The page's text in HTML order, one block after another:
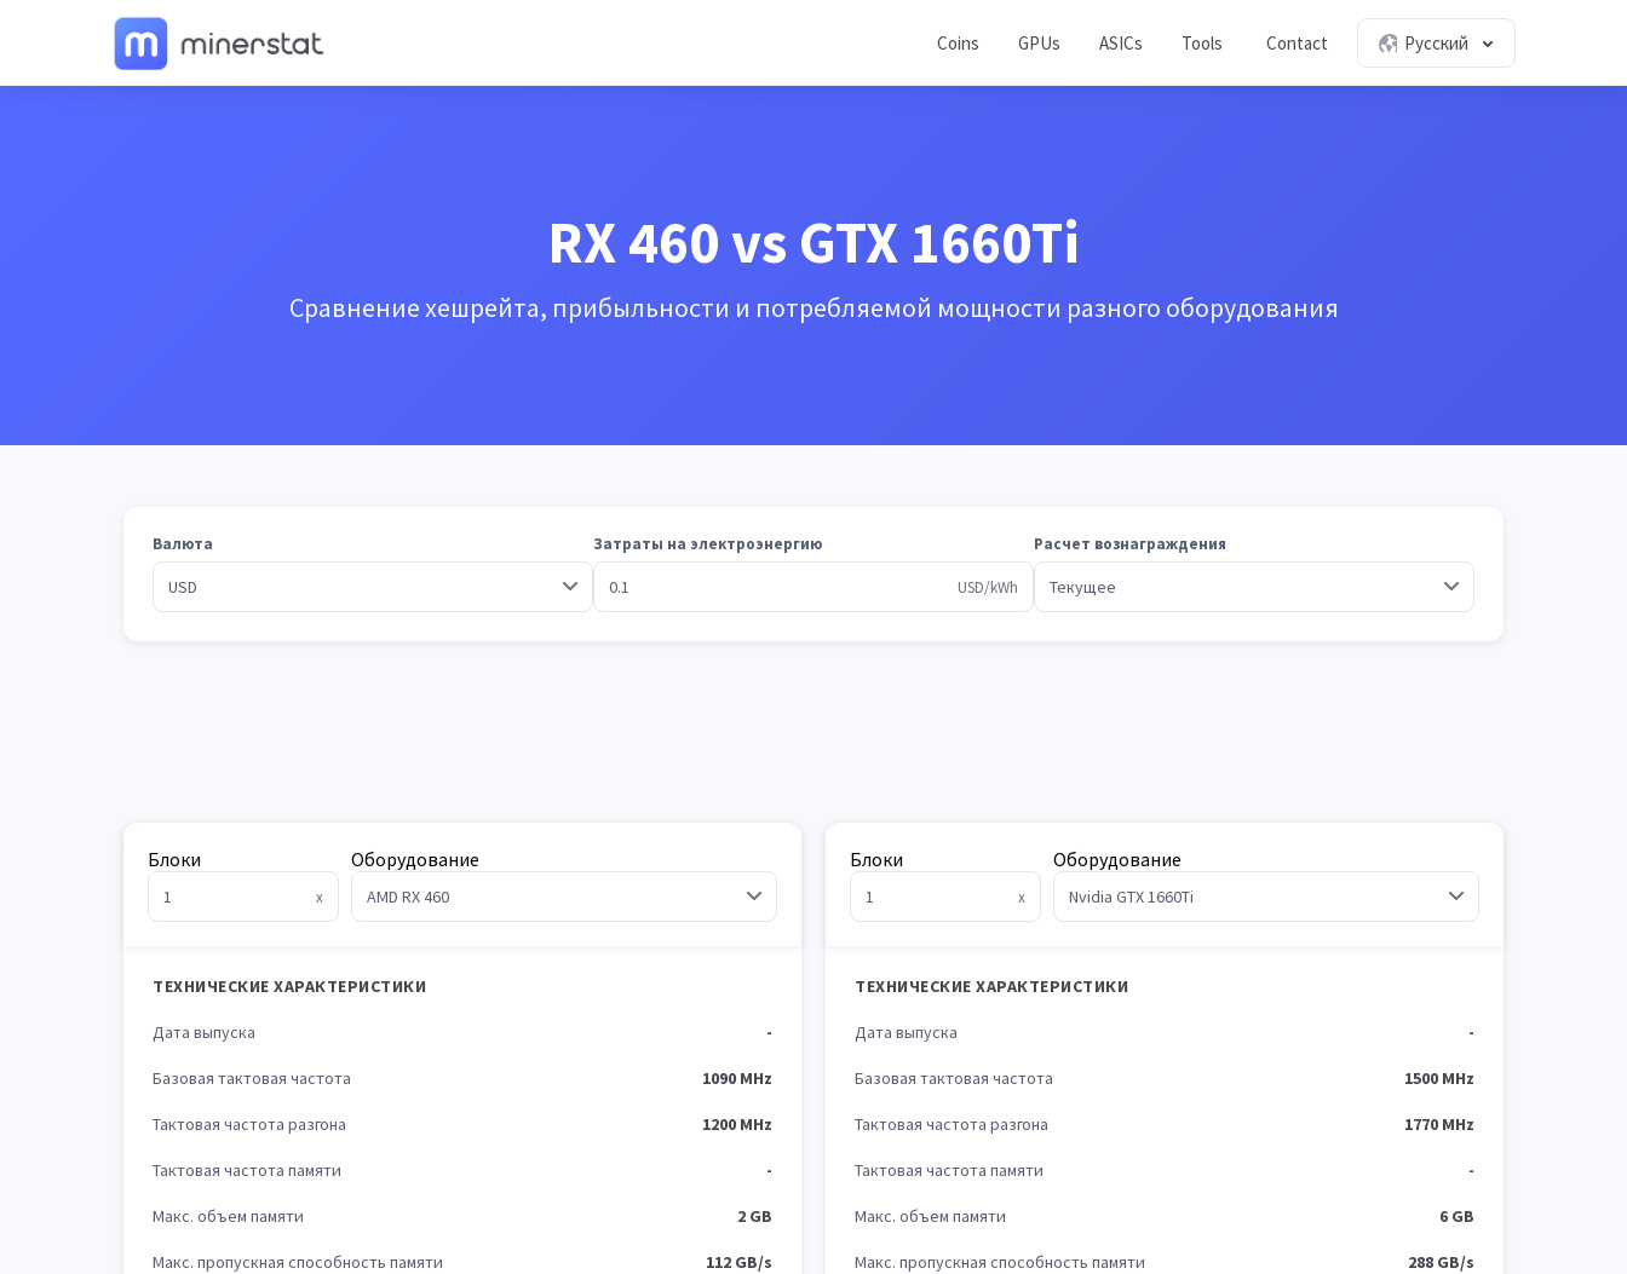
Coins GPUs ASICs Tools Contact Русский
RX 460 vs GTX 1660Ti
Сравнение хешрейта, прибыльности и потребляемой мощности разного оборудования
Валюта Затраты на электроэнергию
USD/kWh
Расчет вознаграждения
Блоки
x
Оборудование
ТЕХНИЧЕСКИЕ ХАРАКТЕРИСТИКИ
Дата выпуска -
Базовая тактовая частота 1090 MHz
Тактовая частота разгона 1200 MHz
Тактовая частота памяти -
Макс. объем памяти 2 GB
Макс. пропускная способность памяти 112 GB/s
Блоки
x
Оборудование
ТЕХНИЧЕСКИЕ ХАРАКТЕРИСТИКИ
Дата выпуска -
Базовая тактовая частота 1500 MHz
Тактовая частота разгона 1770 MHz
Тактовая частота памяти -
Макс. объем памяти 6 GB
Макс. пропускная способность памяти 288 GB/s